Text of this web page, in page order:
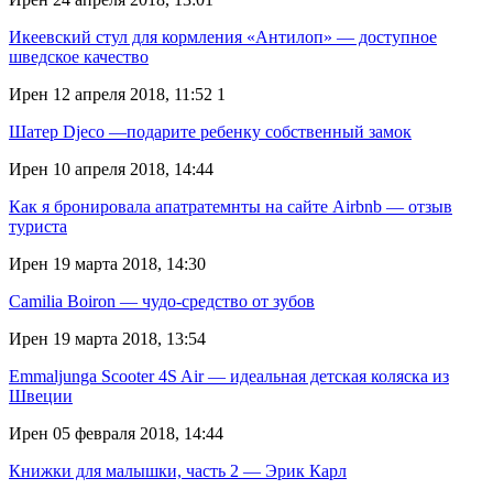
Икеевский стул для кормления «Антилоп» — доступное
шведское качество
Ирен 12 апреля 2018, 11:52 1
Шатер Djeco —подарите ребенку собственный замок
Ирен 10 апреля 2018, 14:44
Как я бронировала апатратемнты на сайте Airbnb — отзыв
туриста
Ирен 19 марта 2018, 14:30
Camilia Boiron — чудо-средство от зубов
Ирен 19 марта 2018, 13:54
Emmaljunga Scooter 4S Air — идеальная детская коляска из
Швеции
Ирен 05 февраля 2018, 14:44
Книжки для малышки, часть 2 — Эрик Карл